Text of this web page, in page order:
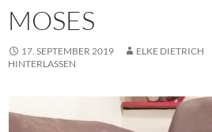
MOSES
17. SEPTEMBER 2019 ELKE DIETRICH
HINTERLASSEN